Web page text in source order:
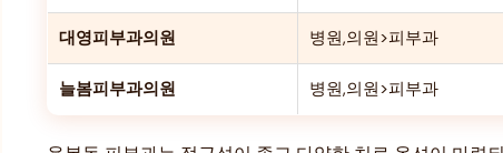
대영피부과의원 병원,의원>피부과
늘봄피부과의원 병원,의원>피부과